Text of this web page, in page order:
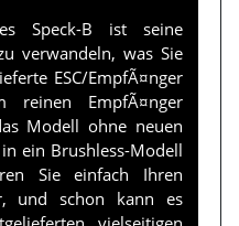
Speck-B ist seine
verwandeln, was Sie
ESC/EmpfÃ¤nger
reinen EmpfÃ¤nger
Modell ohne neuen
ein Brushless-Modell
Sie einfach Ihren
und schon kann es